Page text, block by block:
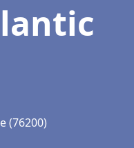
(76200)